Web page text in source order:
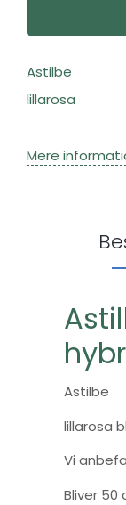
Astilbe
lillarosa
Mere
Astilbe
lillarosa
Vi
Bliver 50